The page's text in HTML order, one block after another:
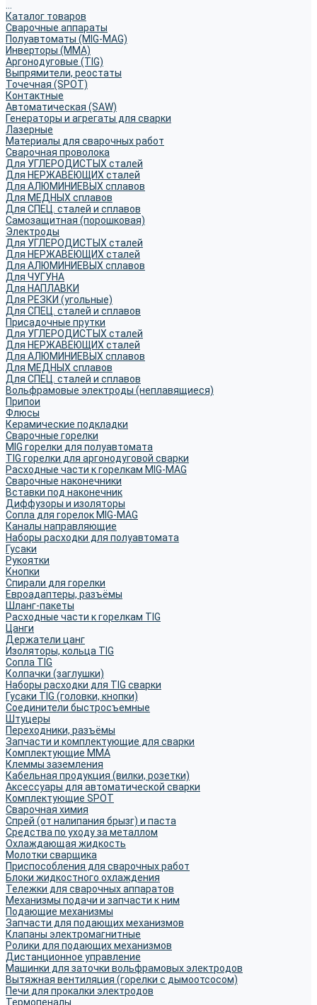
Каталог товаров
Сварочные аппараты
Полуавтоматы (MIG-MAG)
Инверторы (MMA)
Аргонодуговые (TIG)
Выпрямители, реостаты
Точечная (SPOT)
Контактные
Автоматическая (SAW)
Генераторы и агрегаты для сварки
Лазерные
Материалы для сварочных работ
Сварочная проволока
Для УГЛЕРОДИСТЫХ сталей
Для НЕРЖАВЕЮЩИХ сталей
Для АЛЮМИНИЕВЫХ сплавов
Для МЕДНЫХ сплавов
Для СПЕЦ. сталей и сплавов
Самозащитная (порошковая)
Электроды
Для УГЛЕРОДИСТЫХ сталей
Для НЕРЖАВЕЮЩИХ сталей
Для АЛЮМИНИЕВЫХ сплавов
Для ЧУГУНА
Для НАПЛАВКИ
Для РЕЗКИ (угольные)
Для СПЕЦ. сталей и сплавов
Присадочные прутки
Для УГЛЕРОДИСТЫХ сталей
Для НЕРЖАВЕЮЩИХ сталей
Для АЛЮМИНИЕВЫХ сплавов
Для МЕДНЫХ сплавов
Для СПЕЦ. сталей и сплавов
Вольфрамовые электроды (неплавящиеся)
Припои
Флюсы
Керамические подкладки
Сварочные горелки
MIG горелки для полуавтомата
TIG горелки для аргонодуговой сварки
Расходные части к горелкам MIG-MAG
Сварочные наконечники
Вставки под наконечник
Диффузоры и изоляторы
Сопла для горелок MIG-MAG
Каналы направляющие
Наборы расходки для полуавтомата
Гусаки
Рукоятки
Кнопки
Спирали для горелки
Евроадаптеры, разъёмы
Шланг-пакеты
Расходные части к горелкам TIG
Цанги
Держатели цанг
Изоляторы, кольца TIG
Сопла TIG
Колпачки (заглушки)
Наборы расходки для TIG сварки
Гусаки TIG (головки, кнопки)
Соединители быстросъемные
Штуцеры
Переходники, разъёмы
Запчасти и комплектующие для сварки
Комплектующие ММА
Клеммы заземления
Кабельная продукция (вилки, розетки)
Аксессуары для автоматической сварки
Комплектующие SPOT
Сварочная химия
Спрей (от налипания брызг) и паста
Средства по уходу за металлом
Охлаждающая жидкость
Молотки сварщика
Приспособления для сварочных работ
Блоки жидкостного охлаждения
Тележки для сварочных аппаратов
Механизмы подачи и запчасти к ним
Подающие механизмы
Запчасти для подающих механизмов
Клапаны электромагнитные
Ролики для подающих механизмов
Дистанционное управление
Машинки для заточки вольфрамовых электродов
Вытяжная вентиляция (горелки с дымоотсосом)
Печи для прокалки электродов
Термопеналы